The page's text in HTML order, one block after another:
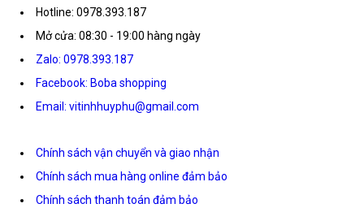
Hotline: 0978.393.187
Mở cửa: 08:30 - 19:00 hàng ngày
Zalo: 0978.393.187
Facebook: Boba shopping
Email: vitinhhuyphu@gmail.com
Chính sách vận chuyển và giao nhận
Chính sách mua hàng online đảm bảo
Chính sách thanh toán đảm bảo